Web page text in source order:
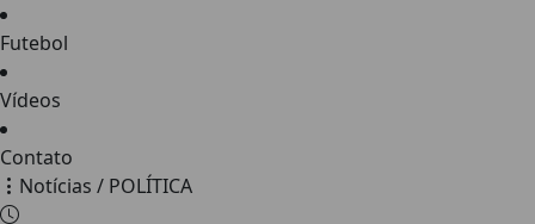
Futebol
Vídeos
Contato
Notícias / POLÍTICA